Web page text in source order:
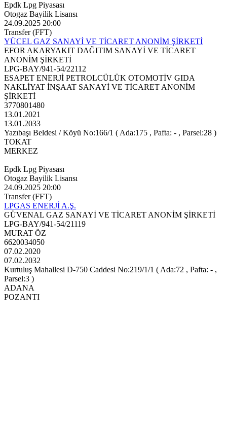
Epdk Lpg Piyasası
Otogaz Bayilik Lisansı
24.09.2025 20:00
Transfer (FFT)
YÜCEL GAZ SANAYİ VE TİCARET ANONİM ŞİRKETİ
EFOR AKARYAKIT DAĞITIM SANAYİ VE TİCARET
ANONİM ŞİRKETİ
LPG-BAY/941-54/22112
ESAPET ENERJİ PETROLCÜLÜK OTOMOTİV GIDA
NAKLİYAT İNŞAAT SANAYİ VE TİCARET ANONİM
ŞİRKETİ
3770801480
13.01.2021
13.01.2033
Yazıbaşı Beldesi / Köyü No:166/1 ( Ada:175 , Pafta: - , Parsel:28 )
TOKAT
MERKEZ
Epdk Lpg Piyasası
Otogaz Bayilik Lisansı
24.09.2025 20:00
Transfer (FFT)
LPGAS ENERJİ A.Ş.
GÜVENAL GAZ SANAYİ VE TİCARET ANONİM ŞİRKETİ
LPG-BAY/941-54/21119
MURAT ÖZ
6620034050
07.02.2020
07.02.2032
Kurtuluş Mahallesi D-750 Caddesi No:219/1/1 ( Ada:72 , Pafta: - ,
Parsel:3 )
ADANA
POZANTI